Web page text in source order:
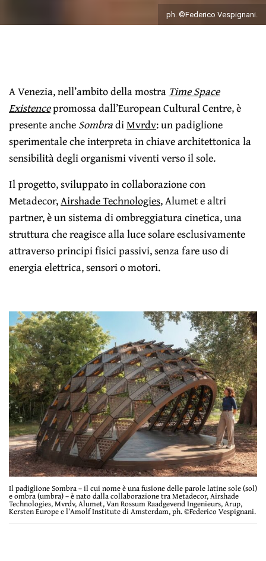
ph. ©Federico Vespignani.
A Venezia, nell’ambito della mostra Time Space
Existencepromossa dall’European Cultural Centre, è
presente ancheSombradiMvrdv: un padiglione
sperimentale che interpreta in chiave architettonica la
sensibilità degli organismi viventi verso il sole.
Il progetto, sviluppato in collaborazione con
Metadecor,Airshade Technologies, Alumet e altri
partner, è un sistema di ombreggiatura cinetica, una
struttura che reagisce alla luce solare esclusivamente
attraverso principi fisici passivi, senza fare uso di
energia elettrica, sensori o motori.
Il padiglione Sombra – il cui nome è una fusione delle parole latine sole (sol)
e ombra (umbra) – è nato dalla collaborazione tra Metadecor, Airshade
Technologies, Mvrdv, Alumet, Van Rossum Raadgevend Ingenieurs, Arup,
Kersten Europe e l’Amolf Institute di Amsterdam, ph. ©Federico Vespignani.